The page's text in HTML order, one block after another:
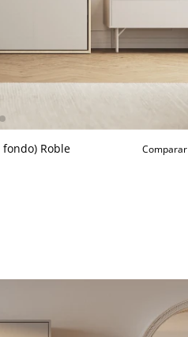
Roble
Comparar